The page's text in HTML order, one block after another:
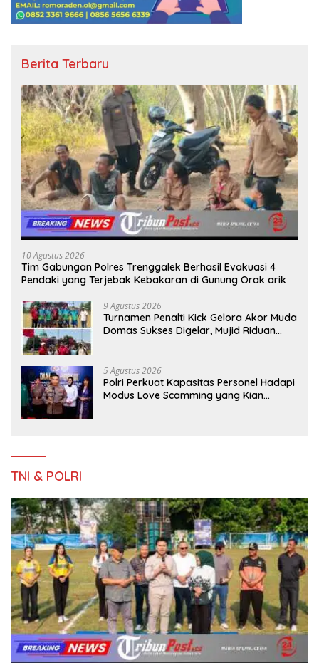
Berita Terbaru
10 Agustus 2026
Tim Gabungan Polres Trenggalek Berhasil Evakuasi 4
Pendaki yang Terjebak Kebakaran di Gunung Orak arik
9 Agustus 2026
Turnamen Penalti Kick Gelora Akor Muda
Domas Sukses Digelar, Mujid Riduan
5 Agustus 2026
Polri Perkuat Kapasitas Personel Hadapi
Modus Love Scamming yang Kian
TNI & POLRI